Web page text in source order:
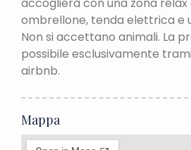
accoglierà con una zona
ombrellone, tenda elettrica e
Non si accettano animali. La
possibile esclusivamente
airbnb.
Mappa